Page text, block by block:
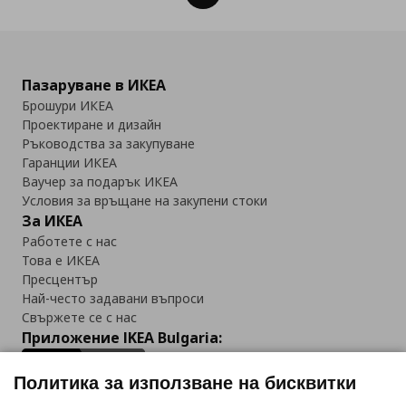
Пазаруване в ИКЕА
Брошури ИКЕА
Проектиране и дизайн
Ръководства за закупуване
Гаранции ИКЕА
Ваучер за подарък ИКЕА
Условия за връщане на закупени стоки
За ИКЕА
Работете с нас
Това е ИКЕА
Пресцентър
Най-често задавани въпроси
Свържете се с нас
Приложение IKEA Bulgaria:
Политика за използване на бисквитки